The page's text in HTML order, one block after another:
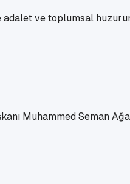
adalet ve toplumsal
Muhammed Seman